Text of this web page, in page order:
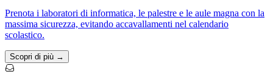
Prenota i laboratori di informatica, le palestre e le aule magna con la
massima sicurezza, evitando accavallamenti nel calendario
scolastico.
Scopri di più →